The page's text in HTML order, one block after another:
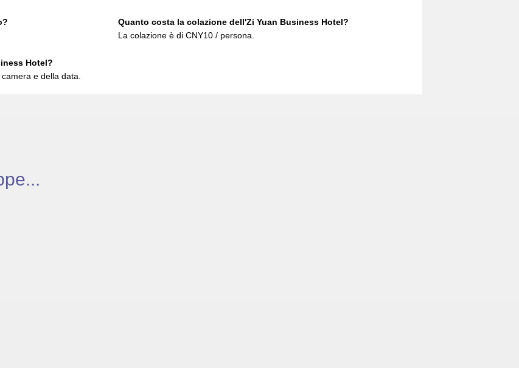
Quanto costa la colazione dell'Zi Yuan Business Hotel?
La colazione è di CNY10 / persona.
Hotel?
e della data.